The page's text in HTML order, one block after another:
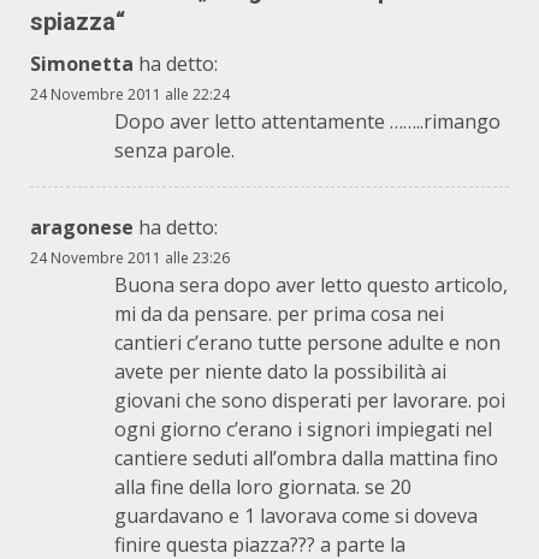
spiazza“
Simonetta ha detto:
24 Novembre 2011 alle 22:24
Dopo aver letto attentamente ……..rimango
senza parole.
aragonese ha detto:
24 Novembre 2011 alle 23:26
Buona sera dopo aver letto questo articolo,
mi da da pensare. per prima cosa nei
cantieri c’erano tutte persone adulte e non
avete per niente dato la possibilità ai
giovani che sono disperati per lavorare. poi
ogni giorno c’erano i signori impiegati nel
cantiere seduti all’ombra dalla mattina fino
alla fine della loro giornata. se 20
guardavano e 1 lavorava come si doveva
finire questa piazza??? a parte la